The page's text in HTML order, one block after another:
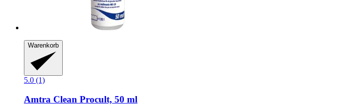
Warenkorb
5.0 (1)
Amtra Clean Procult, 50 ml